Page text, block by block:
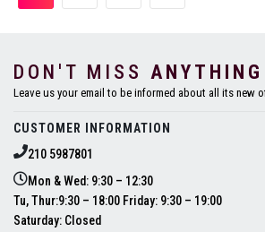
DON'T MISS ANYTHING
Leave us your email to be informed about all its new
CUSTOMER INFORMATION
210 5987801
Mon & Wed: 9:30 – 12:30
Tu, Thur:9:30 – 18:00 Friday: 9:30 – 19:00
Saturday: Closed